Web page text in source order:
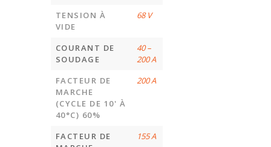
TENSION À
VIDE
68 V
COURANT DE
SOUDAGE
40 –
200 A
FACTEUR DE
MARCHE
(CYCLE DE 10' À
40°C) 60%
200 A
FACTEUR DE
155 A